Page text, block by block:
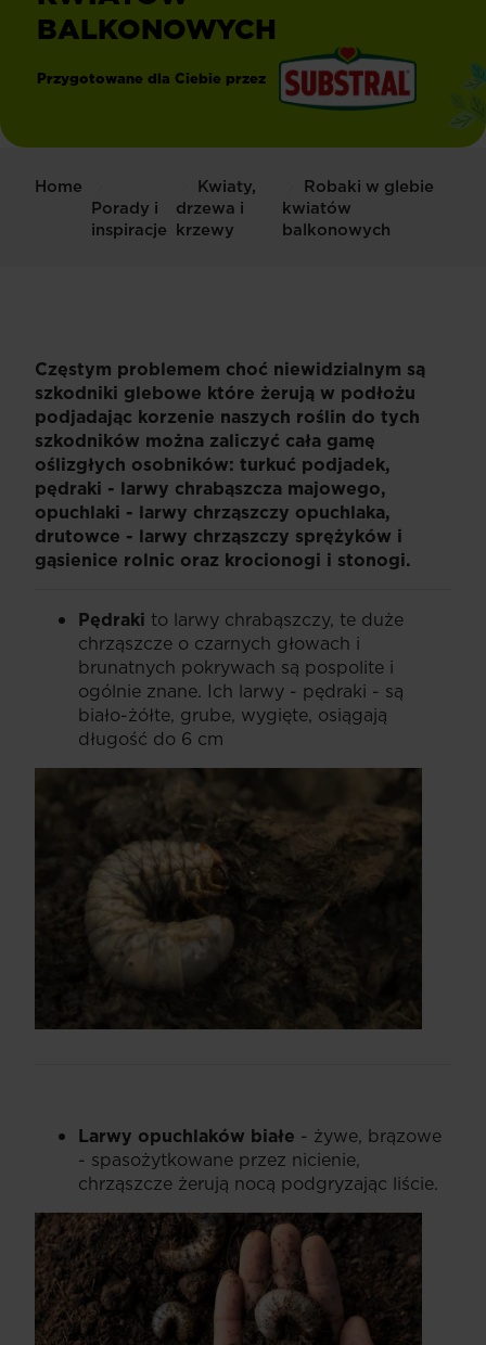
BALKONOWYCH
Przygotowane dla Ciebie przez
Home
Porady i
inspiracje
Kwiaty,
drzewa i
krzewy
Robaki w glebie
kwiatów
balkonowych
Częstym problemem choć niewidzialnym są
szkodniki glebowe które żerują w podłożu
podjadając korzenie naszych roślin do tych
szkodników można zaliczyć cała gamę
oślizgłych osobników: turkuć podjadek,
pędraki - larwy chrabąszcza majowego,
opuchlaki - larwy chrząszczy opuchlaka,
drutowce - larwy chrząszczy sprężyków i
gąsienice rolnic oraz krocionogi i stonogi.
Pędraki to larwy chrabąszczy, te duże
chrząszcze o czarnych głowach i
brunatnych pokrywach są pospolite i
ogólnie znane. Ich larwy - pędraki - są
biało-żółte, grube, wygięte, osiągają
długość do 6 cm
Larwy opuchlaków białe - żywe, brązowe
- spasożytkowane przez nicienie,
chrząszcze żerują nocą podgryzając liście.